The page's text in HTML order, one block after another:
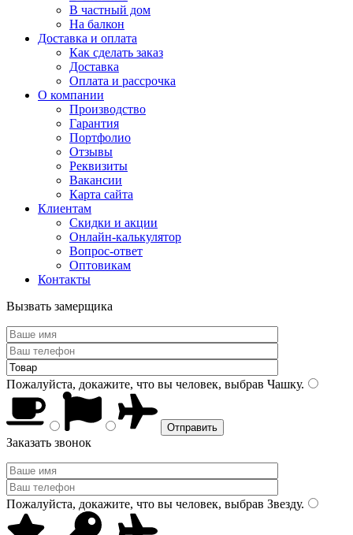
В частный дом
На балкон
Доставка и оплата
Как сделать заказ
Доставка
Оплата и рассрочка
О компании
Производство
Гарантия
Портфолио
Отзывы
Реквизиты
Вакансии
Карта сайта
Клиентам
Скидки и акции
Онлайн-калькулятор
Вопрос-ответ
Оптовикам
Контакты
Вызвать замерщика
Пожалуйста, докажите, что вы человек, выбрав Чашку.
Заказать звонок
Пожалуйста, докажите, что вы человек, выбрав Звезду.